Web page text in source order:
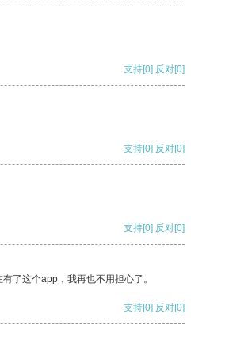
支持[0] 反对[0]
支持[0] 反对[0]
支持[0] 反对[0]
了这个app，我再也不用担心了。
支持[0] 反对[0]